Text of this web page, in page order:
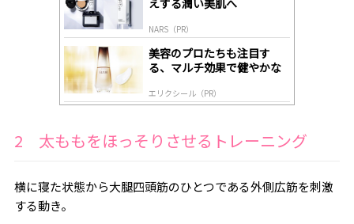
NARS（PR）
美容のプロたちも注目す
る、マルチ効果で健やかな
エリクシール（PR）
2 太ももをほっそりさせるトレーニング
横に寝た状態から大腿四頭筋のひとつである外側広筋を刺激
する動き。